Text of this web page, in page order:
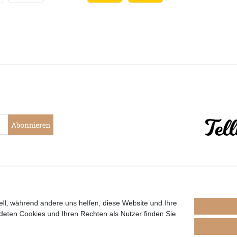
Abonnieren
| Widerrufsrecht | Datenschutzerklärung | AGB Impressum
während andere uns helfen, diese Website und Ihre
Cookies und Ihren Rechten als Nutzer finden Sie